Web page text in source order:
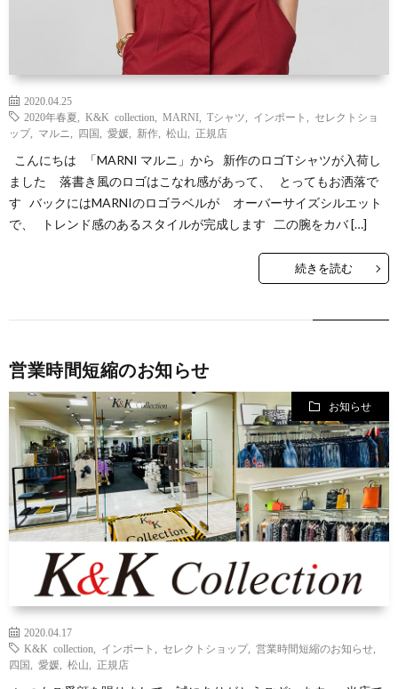
2020.04.25
2020年春夏
K&K collection MARNI Tシャツ インポート
セレクトショ
ップ, マルニ 四国 愛媛 新作 松山 正規店
こんにちは 「MARNI マルニ」から 新作のロゴTシャツが入荷し
ました 落書き風のロゴはこなれ感があって、 とってもお洒落で
す バックにはMARNIのロゴラベルが オーバーサイズシルエット
で、 トレンド感のあるスタイルが完成します 二の腕をカバ […]
続きを読む
営業時間短縮のお知らせ
お知らせ
2020.04.17
K&K collection
インポート セレクトショップ, 営業時間短縮のお知らせ
四国
愛媛 松山 正規店